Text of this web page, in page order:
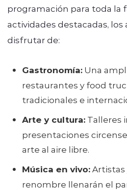
programación para toda la
actividades destacadas,
disfrutar de:
Gastronomía: Una
restaurantes y food
tradicionales e
Arte y cultura: Talleres
presentaciones
arte al aire libre.
Música en vivo:Artistas
renombre llenarán el